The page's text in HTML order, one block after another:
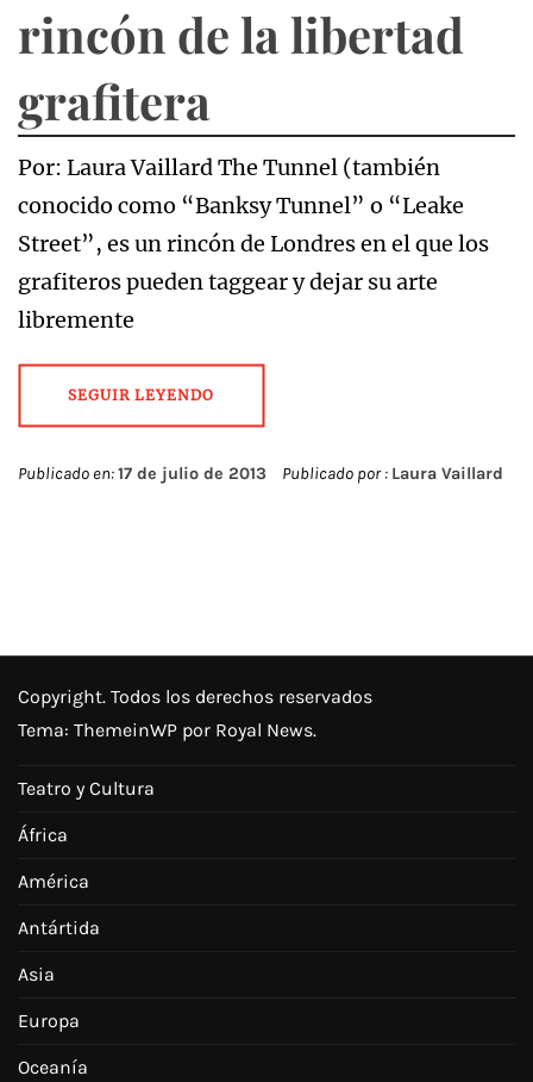
rincón de la libertad
grafitera
Por: Laura Vaillard The Tunnel (también
conocido como “Banksy Tunnel” o “Leake
Street”, es un rincón de Londres en el que los
grafiteros pueden taggear y dejar su arte
libremente
SEGUIR LEYENDO
Publicado en:17 de julio de 2013 Publicado por : Laura Vaillard
Copyright. Todos los derechos reservados
Tema: ThemeinWP por Royal News.
Teatro y Cultura
África
América
Antártida
Asia
Europa
Oceanía